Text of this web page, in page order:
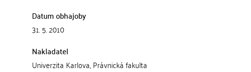
Datum obhajoby
31. 5. 2010
Nakladatel
Univerzita Karlova, Právnická fakulta